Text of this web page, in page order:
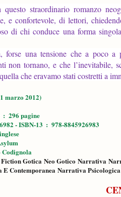
straordinario romanzo
e confortevole, di lettori,
di chi conduce una forma
forse una tensione che a poco a
non tornano, e che l’inevitabile,
che eravamo stati costretti a
marzo 2012)
Copertina flessibile ‏ : ‎ 296 pagine
ISBN-10 ‏ : ‎ 8845926982 - ISBN-13 ‏ : ‎ 978-8845926983
inglese
Fiction Gotica Neo Gotico Narrativa
Contemporanea Narrativa Psicologica